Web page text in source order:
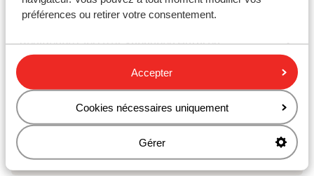
préférences ou retirer votre consentement.
Accepter
Cookies nécessaires uniquement
Gérer
Résidence Pierre et Vacances Antarès
Résidence P&V Antarès - Prix exclusif
Résidence Atria Crozats
Résidence P&V Electra - Prix exclusif